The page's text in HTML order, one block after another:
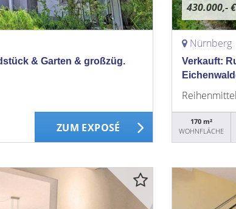
& Garten & großzüg.
ZUM EXPOSÉ
430.000,- €
Nürnberg
Verkauft:
170 m²
WOHNFLÄCHE